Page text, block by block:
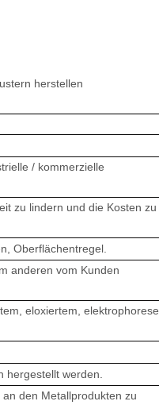
herstellen
/ kommerzielle
zu lindern und die Kosten zu
Oberflächentregel.
anderen vom Kunden
eloxiertem, elektrophorese
werden.
den Metallprodukten zu